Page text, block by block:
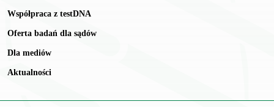
Współpraca z testDNA
Oferta badań dla sądów
Dla mediów
Aktualności